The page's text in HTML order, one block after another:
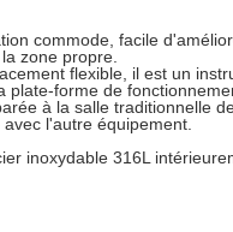
commode, facile
zone propre.
flexible, il est un
forme de
à la salle traditionnelle
l'autre équipement.
inoxydable 316L